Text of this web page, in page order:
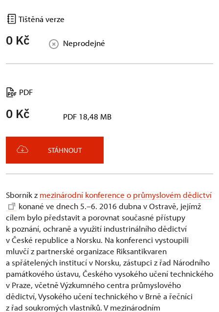
Tištěná verze
0 Kč Neprodejné
PDF
0 Kč PDF 18,48 MB
STÁHNOUT
Sborník z mezinárodní konference o průmyslovém dědictví
konané ve dnech 5.–6. 2016 dubna v Ostravě, jejímž
cílem bylo představit a porovnat současné přístupy
k poznání, ochraně a využití industrinálního dědictví
v České republice a Norsku. Na konferenci vystoupili
mluvčí z partnerské organizace Riksantikvaren
a spřátelených institucí v Norsku, zástupci z řad Národního
památkového ústavu, Českého vysokého učení technického
v Praze, včetně Výzkumného centra průmyslového
dědictví, Vysokého učení technického v Brně a řečníci
z řad soukromých vlastníků. V mezinárodním